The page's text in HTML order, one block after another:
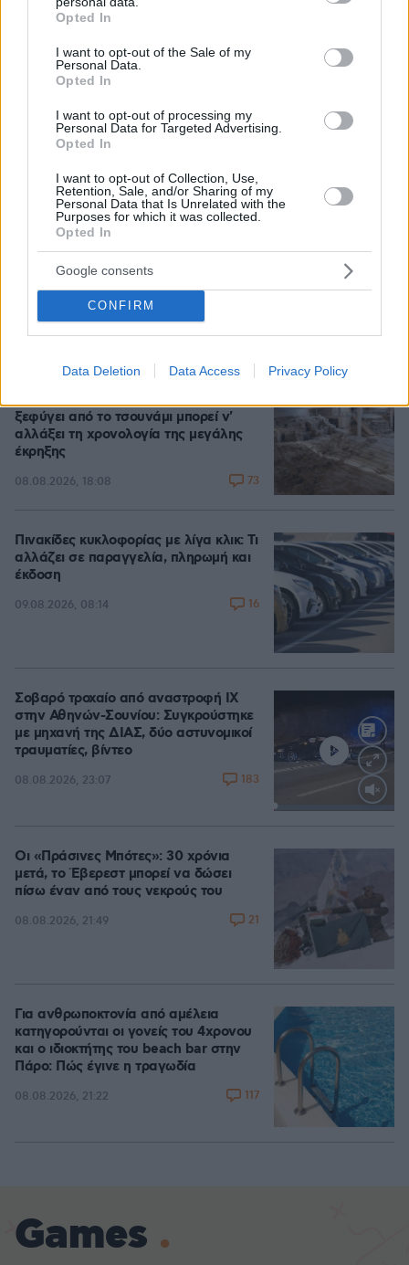
grant or deny consent to Google and its third-party tags to
use your data for below specified purposes in below Google
consent section.
Opted In
I want to opt-out of the Sale of my
Personal Data.
Opted In
I want to opt-out of processing my
Personal Data for Targeted Advertising.
Opted In
I want to opt-out of Collection, Use,
Retention, Sale, and/or Sharing of my
Personal Data that Is Unrelated with the
Purposes for which it was collected.
Opted In
Google consents
CONFIRM
Data Deletion Data Access Privacy Policy
Εγκαταλείπει το κόμμα Καρυστιανού και ο
επιχειρηματίας Νίκος Μπρουτζάκης: Καταγγέλλει
κλειστή κάστα, «λένε προδότες και πληρωμένους
όσους αποχωρούν»
08.08.2026, 18:48
Βασιλική κηδεία προβλέπεται για τον
πρίγκιπα Άντριου όταν πεθάνει παρά
για το «μυστικό σχέδιο»
09.08.2026, 08:01
Μυστήριο 3.500 ετών στη Σαντορίνη:
Ο 15χρονος που δεν πρόλαβε να
ξεφύγει από το τσουνάμι μπορεί ν'
αλλάξει τη χρονολογία της μεγάλης
έκρηξης
08.08.2026, 18:08 73
Πινακίδες κυκλοφορίας με λίγα κλικ: Τι
αλλάζει σε παραγγελία, πληρωμή και
έκδοση
09.08.2026, 08:14 16
Σοβαρό τροχαίο από αναστροφή ΙΧ
στην Αθηνών-Σουνίου: Συγκρούστηκε
με μηχανή της ΔΙΑΣ, δύο αστυνομικοί
τραυματίες, βίντεο
08.08.2026, 23:07 183
Οι «Πράσινες Μπότες»: 30 χρόνια
μετά, το Έβερεστ μπορεί να δώσει
πίσω έναν από τους νεκρούς του
08.08.2026, 21:49 21
Για ανθρωποκτονία από αμέλεια
κατηγορούνται οι γονείς του 4χρονου
και ο ιδιοκτήτης του beach bar στην
Πάρο: Πώς έγινε η τραγωδία
08.08.2026, 21:22 117
Games